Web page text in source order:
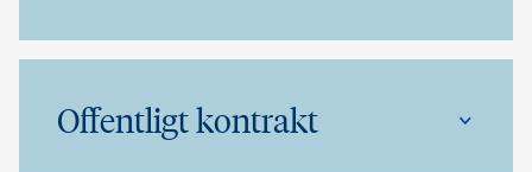
Offentligt kontrakt